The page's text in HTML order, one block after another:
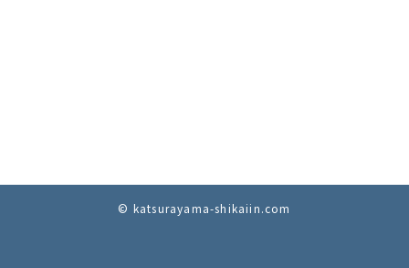
© katsurayama-shikaiin.com